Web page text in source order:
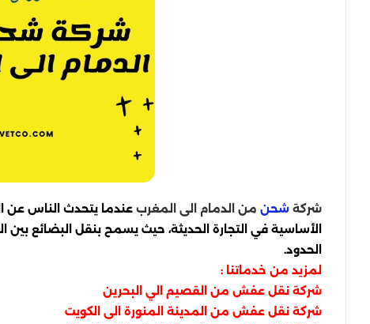
شركة شحن من الدمام الى المغرب عندما يتحدث الناس عن
الأساسية في التجارة الحديثة، حيث يسمح بنقل البضائع
الحدود.
لمزيد من خدماتنا :
شركة نقل عفش من القصيم الي البحرين
شركة نقل عفش من المدينة المنورة الى الكويت